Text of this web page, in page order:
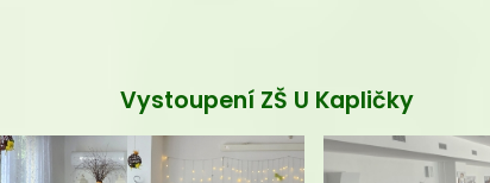
Vaječina